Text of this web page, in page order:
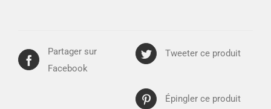
Partager sur
Facebook
Tweeter ce produit
Épingler ce produit